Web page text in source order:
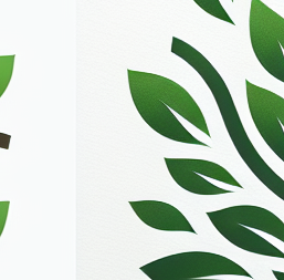
hij instemt met de
worden uitgesloten, tenzij
BTW en alle andere verplicht
aangerekend, wordt dit apart